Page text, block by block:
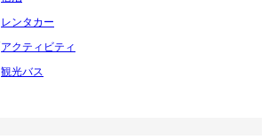
レンタカー
アクティビティ
観光バス